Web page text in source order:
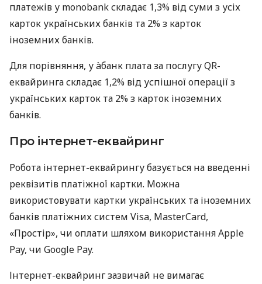
платежів у monobank складає 1,3% від суми з усіх
карток українських банків та 2% з карток
іноземних банків.
Для порівняння, у àбанк плата за послугу QR-
еквайринга складає 1,2% від успішної операції з
українських карток та 2% з карток іноземних
банків.
Про інтернет-еквайринг
Робота інтернет-еквайрингу базується на введенні
реквізитів платіжної картки. Можна
використовувати картки українських та іноземних
банків платіжних систем Visa, MasterCard,
«Простір», чи оплати шляхом використання Apple
Pay, чи Google Pay.
Інтернет-еквайринг зазвичай не вимагає